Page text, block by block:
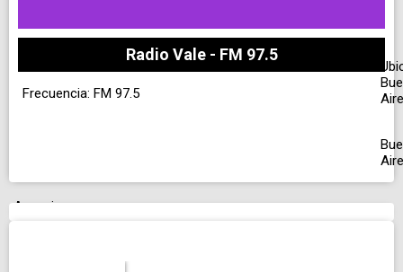
Radio Vale - FM 97.5
Frecuencia: FM 97.5
Anuncio